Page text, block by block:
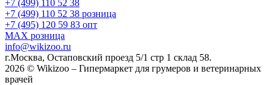
+7 (499) 110 52 38
+7 (499) 110 52 38 розница
+7 (495) 120 59 83 опт
MAX розница
info@wikizoo.ru
г.Москва, Остаповский проезд 5/1 стр 1 склад 58.
2026 © Wikizoo – Гипермаркет для грумеров и ветеринарных
врачей